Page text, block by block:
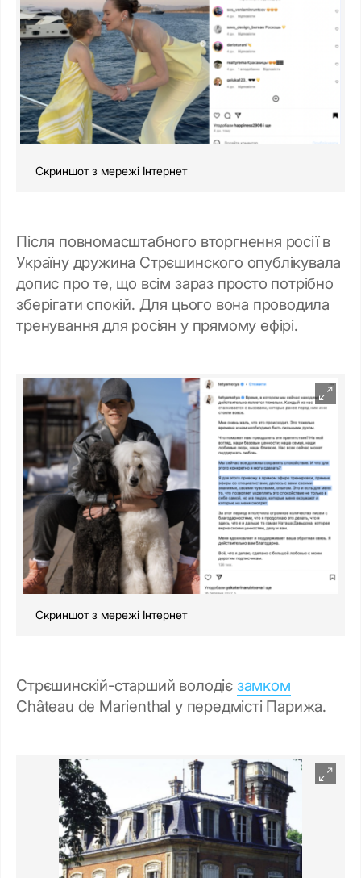
Скриншот з мережі Інтернет
Після повномасштабного вторгнення росії в
Україну дружина Стрєшинского опублікувала
допис про те, що всім зараз просто потрібно
зберігати спокій. Для цього вона проводила
тренування для росіян у прямому ефірі.
Скриншот з мережі Інтернет
Стрєшинскій-старший володіє замком
Château de Marienthal у передмісті Парижа.